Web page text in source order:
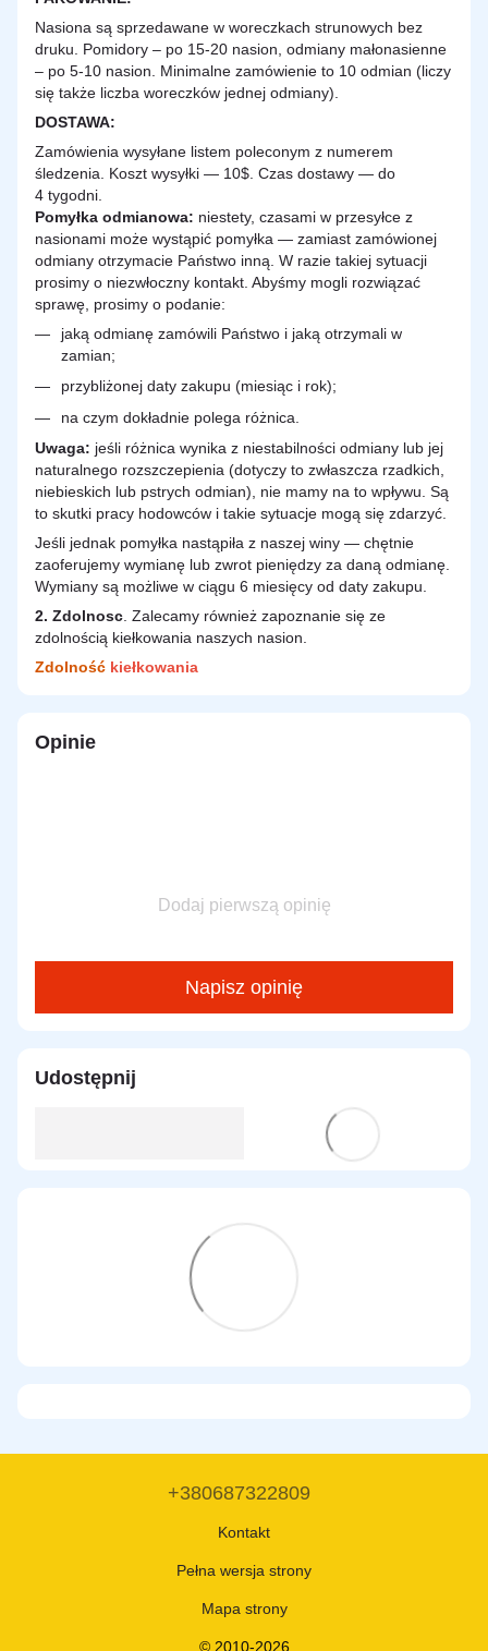
Nasiona są sprzedawane w woreczkach strunowych bez
druku. Pomidory – po 15-20 nasion, odmiany małonasienne
– po 5-10 nasion. Minimalne zamówienie to 10 odmian (liczy
się także liczba woreczków jednej odmiany).
DOSTAWA:
Zamówienia wysyłane listem poleconym z numerem
śledzenia. Koszt wysyłki — 10$. Czas dostawy — do
4 tygodni.
Pomyłka odmianowa: niestety, czasami w przesyłce z
nasionami może wystąpić pomyłka — zamiast zamówionej
odmiany otrzymacie Państwo inną. W razie takiej sytuacji
prosimy o niezwłoczny kontakt. Abyśmy mogli rozwiązać
sprawę, prosimy o podanie:
jaką odmianę zamówili Państwo i jaką otrzymali w
zamian;
przybliżonej daty zakupu (miesiąc i rok);
na czym dokładnie polega różnica.
Uwaga: jeśli różnica wynika z niestabilności odmiany lub jej
naturalnego rozszczepienia (dotyczy to zwłaszcza rzadkich,
niebieskich lub pstrych odmian), nie mamy na to wpływu. Są
to skutki pracy hodowców i takie sytuacje mogą się zdarzyć.
Jeśli jednak pomyłka nastąpiła z naszej winy — chętnie
zaoferujemy wymianę lub zwrot pieniędzy za daną odmianę.
Wymiany są możliwe w ciągu 6 miesięcy od daty zakupu.
2. Zdolnosc . Zalecamy również zapoznanie się ze
zdolnością kiełkowania naszych nasion.
Zdolność kiełkowania
Opinie
Dodaj pierwszą opinię
Napisz opinię
Udostępnij
+380687322809
Kontakt
Pełna wersja strony
Mapa strony
© 2010-2026